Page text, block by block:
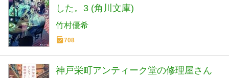
した。3 (角川文庫)
竹村優希
708
神戸栄町アンティーク堂の修理屋さん